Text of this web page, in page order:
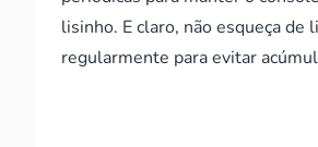
lisinho. E claro, não esqueça de
regularmente para evitar